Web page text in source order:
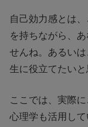
自己効力感とは
を持ちながら、
せんね。あるい
生に役立てたいと
ここでは、実際
心理学も活用し